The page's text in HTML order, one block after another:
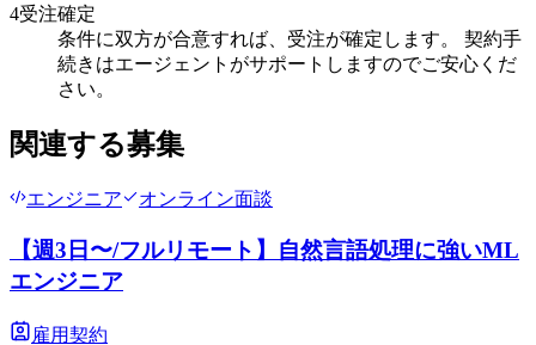
4受注確定
条件に双方が合意すれば、受注が確定します。 契約手
続きはエージェントがサポートしますのでご安心くだ
さい。
関連する募集
エンジニア オンライン面談
【週3日〜/フルリモート】自然言語処理に強いML
エンジニア
雇用契約